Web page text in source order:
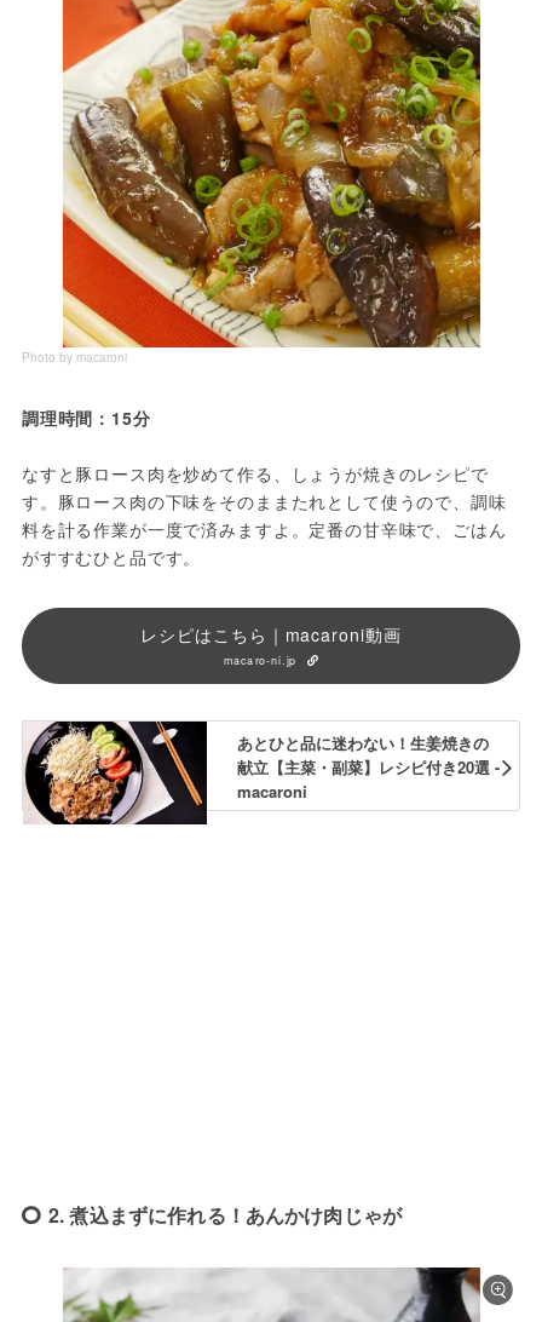
Photo by macaroni
調理時間：15分
なすと豚ロース肉を炒めて作る、しょうが焼きのレシピで
す。豚ロース肉の下味をそのままたれとして使うので、調味
料を計る作業が一度で済みますよ。定番の甘辛味で、ごはん
がすすむひと品です。
レシピはこちら｜macaroni動画
macaro-ni.jp
あとひと品に迷わない！生姜焼きの
献立【主菜・副菜】レシピ付き20選 -
macaroni
2. 煮込まずに作れる！あんかけ肉じゃが